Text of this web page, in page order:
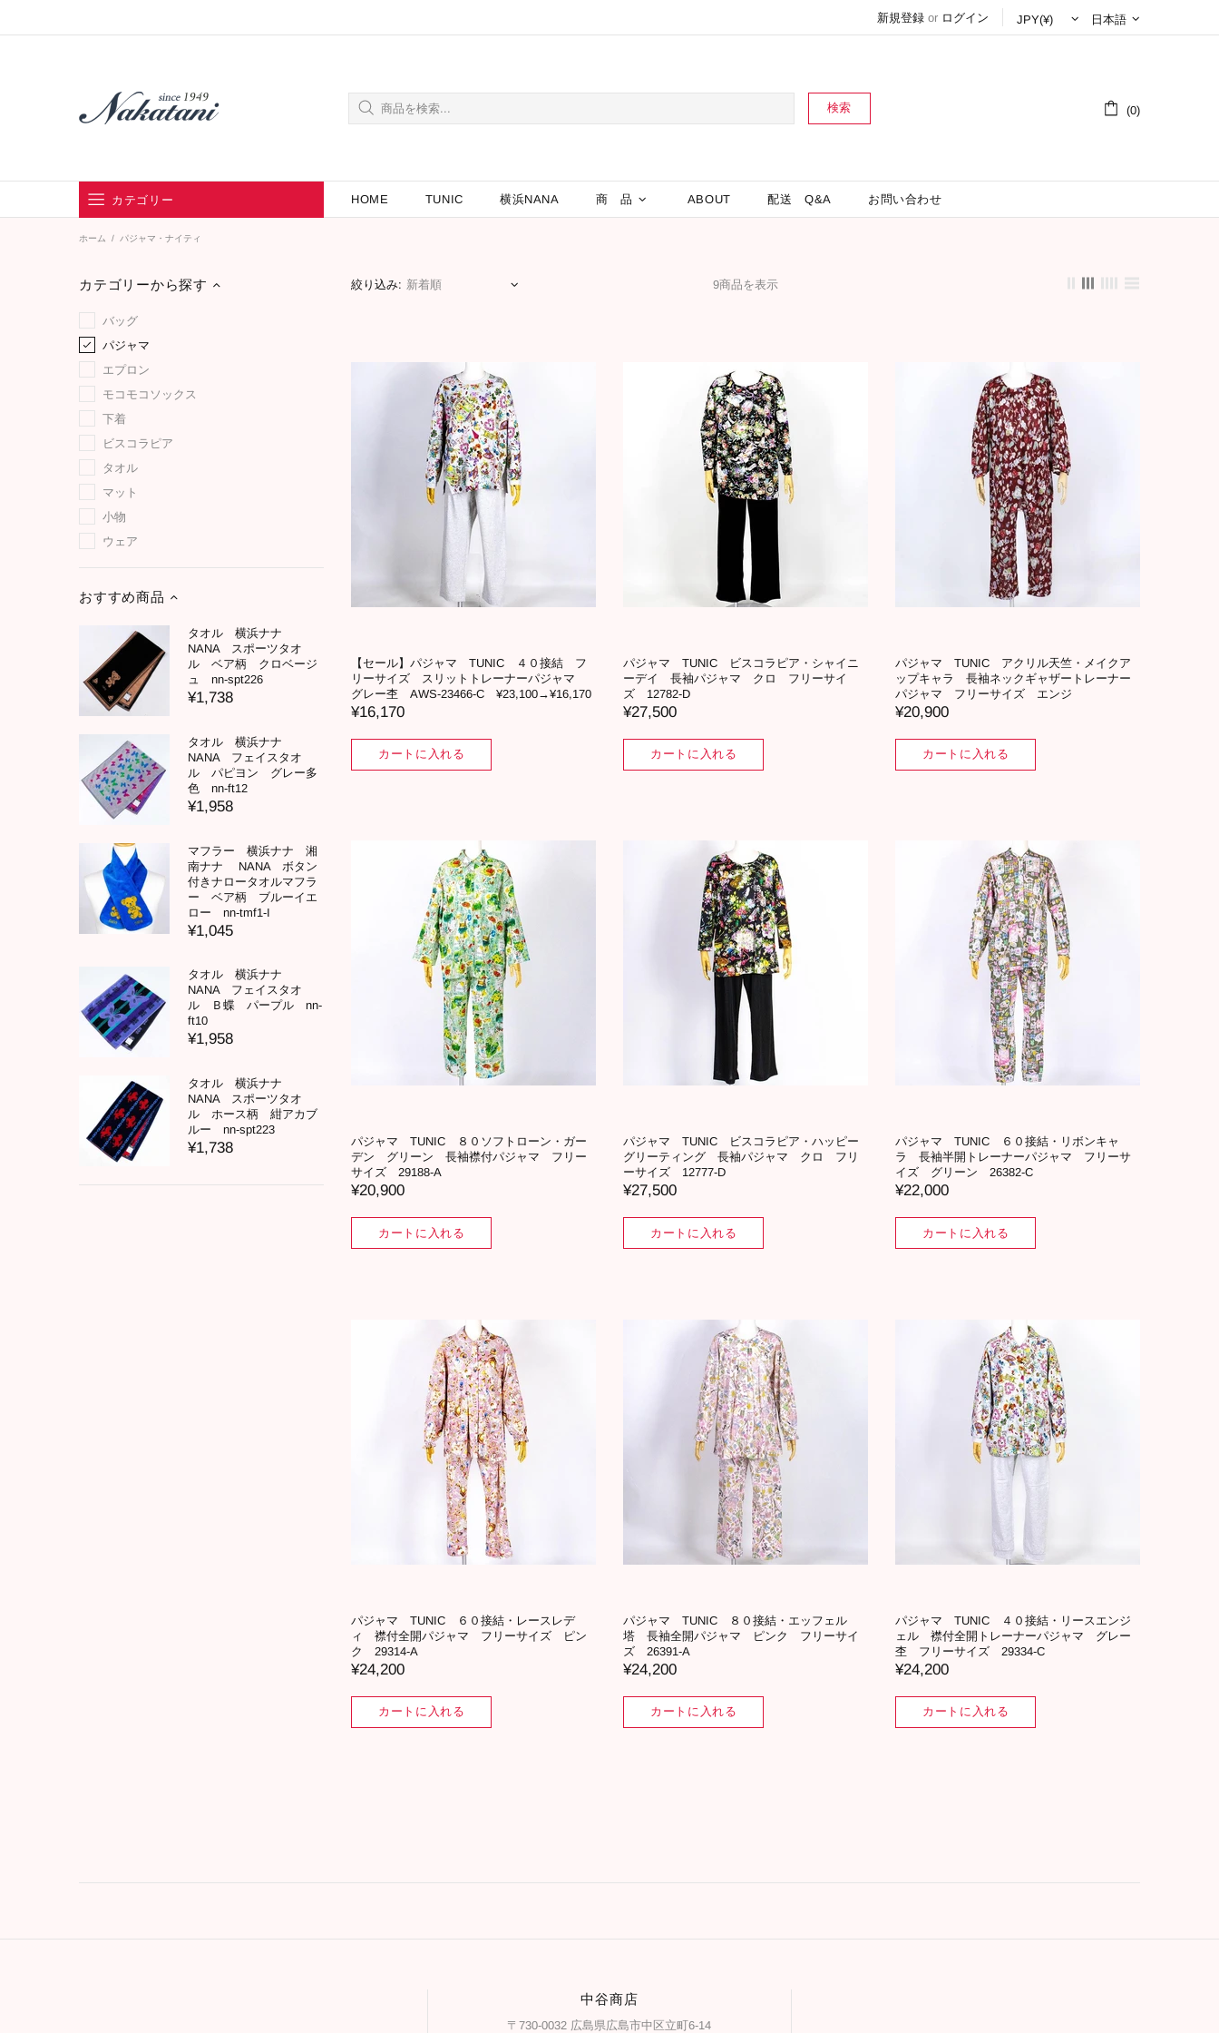
新規登録 or ログイン 日本語
検索 (0)
カテゴリー
ブランドから探す
カテゴリーから探す
HOME TUNIC 横浜NANA 商 品 ABOUT 配送 Q&A お問い合わせ
ホーム パジャマ・ナイティ
カテゴリーから探す
バッグ
パジャマ
エプロン
モコモコソックス
下着
ビスコラピア
タオル
マット
小物
ウェア
おすすめ商品
タオル 横浜ナナ
NANA スポーツタオ
ル ベア柄 クロベージ
ュ nn-spt226
¥1,738
タオル 横浜ナナ
NANA フェイスタオ
ル パピヨン グレー多
色 nn-ft12
¥1,958
マフラー 横浜ナナ 湘
南ナナ NANA ボタン
付きナロータオルマフラ
ー ベア柄 ブルーイエ
ロー nn-tmf1-I
¥1,045
タオル 横浜ナナ
NANA フェイスタオ
ル Ｂ蝶 パープル nn-
ft10
¥1,958
タオル 横浜ナナ
NANA スポーツタオ
ル ホース柄 紺アカブ
ルー nn-spt223
¥1,738
絞り込み: 9商品を表示
【セール】パジャマ TUNIC ４０接結 フ
リーサイズ スリットトレーナーパジャマ
グレー杢 AWS-23466-C ¥23,100→¥16,170
¥16,170
カートに入れる
パジャマ TUNIC ビスコラピア・シャイニ
ーデイ 長袖パジャマ クロ フリーサイ
ズ 12782-D
¥27,500
カートに入れる
パジャマ TUNIC アクリル天竺・メイクア
ップキャラ 長袖ネックギャザートレーナー
パジャマ フリーサイズ エンジ
¥20,900
カートに入れる
パジャマ TUNIC ８０ソフトローン・ガー
デン グリーン 長袖襟付パジャマ フリー
サイズ 29188-A
¥20,900
カートに入れる
パジャマ TUNIC ビスコラピア・ハッピー
グリーティング 長袖パジャマ クロ フリ
ーサイズ 12777-D
¥27,500
カートに入れる
パジャマ TUNIC ６０接結・リボンキャ
ラ 長袖半開トレーナーパジャマ フリーサ
イズ グリーン 26382-C
¥22,000
カートに入れる
パジャマ TUNIC ６０接結・レースレデ
ィ 襟付全開パジャマ フリーサイズ ピン
ク 29314-A
¥24,200
カートに入れる
パジャマ TUNIC ８０接結・エッフェル
塔 長袖全開パジャマ ピンク フリーサイ
ズ 26391-A
¥24,200
カートに入れる
パジャマ TUNIC ４０接結・リースエンジ
ェル 襟付全開トレーナーパジャマ グレー
杢 フリーサイズ 29334-C
¥24,200
カートに入れる
中谷商店
〒730-0032 広島県広島市中区立町6-14